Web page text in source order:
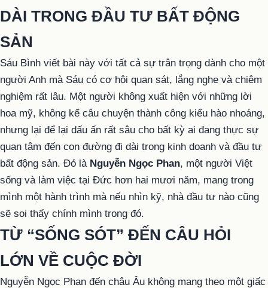
DÀI TRONG ĐẦU TƯ BẤT ĐỘNG
SẢN
Sáu Bình viết bài này với tất cả sự trân trọng dành cho một
người Anh mà Sáu có cơ hội quan sát, lắng nghe và chiêm
nghiệm rất lâu. Một người không xuất hiện với những lời
hoa mỹ, không kể câu chuyện thành công kiểu hào nhoáng,
nhưng lại để lại dấu ấn rất sâu cho bất kỳ ai đang thực sự
quan tâm đến con đường đi dài trong kinh doanh và đầu tư
bất động sản. Đó là Nguyễn Ngọc Phan, một người Việt
sống và làm việc tại Đức hơn hai mươi năm, mang trong
mình một hành trình mà nếu nhìn kỹ, nhà đầu tư nào cũng
sẽ soi thấy chính mình trong đó.
TỪ “SỐNG SÓT” ĐẾN CÂU HỎI
LỚN VỀ CUỘC ĐỜI
Nguyễn Ngọc Phan đến châu Âu không mang theo một giấc